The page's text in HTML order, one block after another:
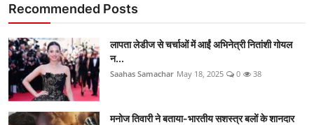
Recommended Posts
लापता लेडीज से चर्चाओं में आईं अभिनेत्री नितांशी गोयल
न...
Saahas Samachar May 18, 2025 0 38
मनोज तिवारी ने बताया-भारतीय सशस्त्र बलों के शानदार